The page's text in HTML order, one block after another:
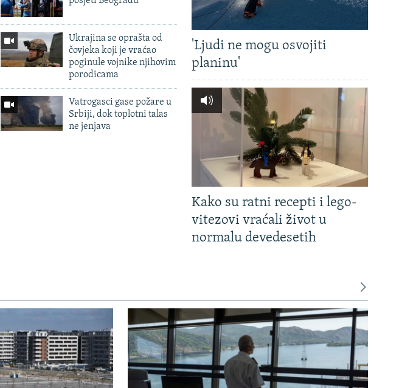
Ukrajina se oprašta od
čovjeka koji je vraćao
poginule vojnike njihovim
porodicama
Vatrogasci gase požare u
Srbiji, dok toplotni talas
ne jenjava
'Ljudi ne mogu osvojiti
planinu'
Kako su ratni recepti i lego-
vitezovi vraćali život u
normalu devedesetih